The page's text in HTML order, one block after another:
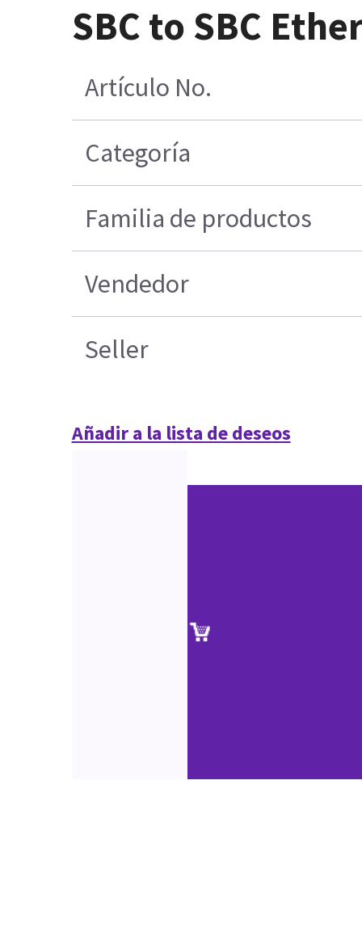
SBC to SBC
Artículo No.
Categoría
Familia de productos
Vendedor
Seller
Añadir a la lista de deseos